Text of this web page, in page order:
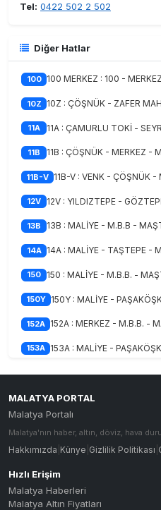
Tel: 0422 502 2 502
Diğer Hatlar
100 100 MERKEZ : 100 - MERKEZ
10Z 10Z : ÇÖŞNÜK - ZAFER
11A 11A : ÇAMURLU TOKİ -
11B 11B : ÇÖŞNÜK - MERKEZ -
11B-V 11B-V : VENK - ÇÖŞNÜK -
12V 12V : YILDIZTEPE -
13B 13B : MALİYE - M.B.B -
14A 14A : MALİYE - TAŞTEPE -
150 150 : MALİYE - M.B.B. -
150Y 150Y : MALİYE -
152A 152A : MERKEZ - M.B.B. -
153A 153A : MALİYE -
153B 153B : MALİYE - M.B.B. -
15A 15A : AKPINAR - H.HALİL
16B
16C 16C : İNÖNÜ UNV. -
16K 16K : MALİYE - ÇEVRE YOLU
16M 16M : MALİYE - ÇEVRE
MALATYA PORTAL
Malatya Portalı
Malatya'nın haber, altın, döviz, hava
Hakkımızda Künye Gizlilik Politikası
Hızlı Erişim
Malatya Haberleri
Malatya Altın Fiyatları